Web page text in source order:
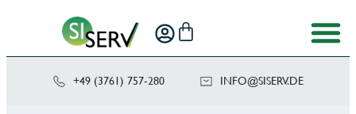
+49 (3761) 757-280 ED.VRE
SIS@OF
NI